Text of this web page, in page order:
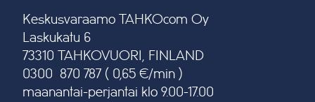
Keskusvaraamo TAHKOcom Oy
Laskukatu 6
73310 TAHKOVUORI, FINLAND
0300 870 787 ( 0,65 €/min )
maanantai-perjantai klo 9.00-17.00